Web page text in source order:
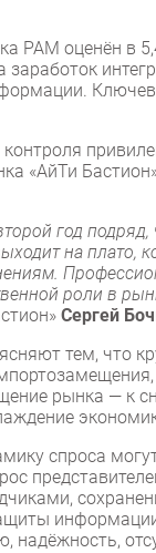
PAM оценён в
«АйТи
год
на плато,
роли в
Сергей
тем, что
рынка — к
спроса
надёжность,